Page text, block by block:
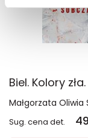
Małgorzata Oliwia
Sug. cena det.